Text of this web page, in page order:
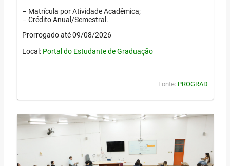
– Matrícula por Atividade Acadêmica;
– Crédito Anual/Semestral.
Prorrogado até 09/08/2026
Local: Portal do Estudante de Graduação
Fonte: PROGRAD